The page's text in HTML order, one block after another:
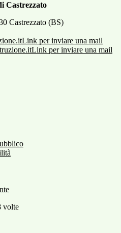
Castrezzato
Castrezzato (BS)
Link per inviare una mail
Link per inviare una mail
volte